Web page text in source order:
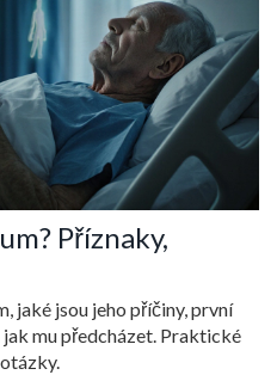
Příznaky,
jaké jsou jeho příčiny, první
mu předcházet. Praktické